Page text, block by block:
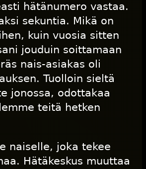
hätänumero vastaa.
sekuntia. Mikä on
kuin vuosia sitten
jouduin soittamaan
nais-asiakas oli
Tuolloin sieltä
jonossa, odottakaa
teitä hetken
naiselle, joka tekee
Hätäkeskus muuttaa